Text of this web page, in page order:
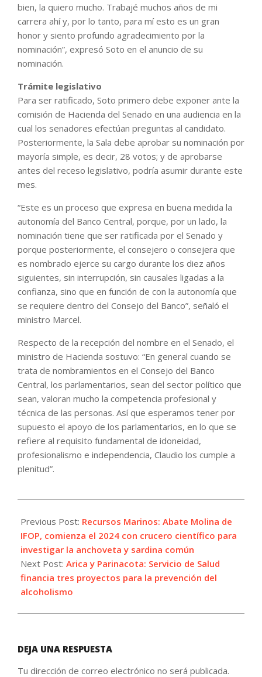
bien, la quiero mucho. Trabajé muchos años de mi
carrera ahí y, por lo tanto, para mí esto es un gran
honor y siento profundo agradecimiento por la
nominación”, expresó Soto en el anuncio de su
nominación.
Trámite legislativo
Para ser ratificado, Soto primero debe exponer ante la
comisión de Hacienda del Senado en una audiencia en la
cual los senadores efectúan preguntas al candidato.
Posteriormente, la Sala debe aprobar su nominación por
mayoría simple, es decir, 28 votos; y de aprobarse
antes del receso legislativo, podría asumir durante este
mes.
“Este es un proceso que expresa en buena medida la
autonomía del Banco Central, porque, por un lado, la
nominación tiene que ser ratificada por el Senado y
porque posteriormente, el consejero o consejera que
es nombrado ejerce su cargo durante los diez años
siguientes, sin interrupción, sin causales ligadas a la
confianza, sino que en función de con la autonomía que
se requiere dentro del Consejo del Banco”, señaló el
ministro Marcel.
Respecto de la recepción del nombre en el Senado, el
ministro de Hacienda sostuvo: “En general cuando se
trata de nombramientos en el Consejo del Banco
Central, los parlamentarios, sean del sector político que
sean, valoran mucho la competencia profesional y
técnica de las personas. Así que esperamos tener por
supuesto el apoyo de los parlamentarios, en lo que se
refiere al requisito fundamental de idoneidad,
profesionalismo e independencia, Claudio los cumple a
plenitud”.
01-
09
Previous Post: Recursos Marinos: Abate Molina de
IFOP, comienza el 2024 con crucero científico para
investigar la anchoveta y sardina común
Next Post: Arica y Parinacota: Servicio de Salud
financia tres proyectos para la prevención del
alcoholismo
DEJA UNA RESPUESTA
Tu dirección de correo electrónico no será publicada.